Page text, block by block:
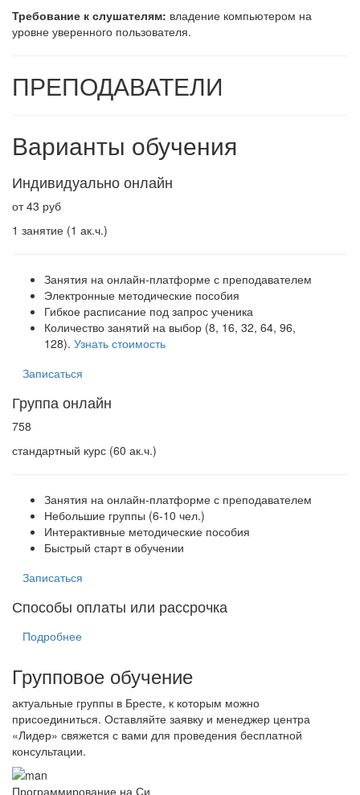
Требование к слушателям: владение компьютером на
уровне уверенного пользователя.
ПРЕПОДАВАТЕЛИ
Варианты обучения
Индивидуально онлайн
от 43 руб
1 занятие (1 ак.ч.)
Занятия на онлайн-платформе с преподавателем
Электронные методические пособия
Гибкое расписание под запрос ученика
Количество занятий на выбор (8, 16, 32, 64, 96,
128). Узнать стоимость
Записаться
Группа онлайн
758
стандартный курс (60 ак.ч.)
Занятия на онлайн-платформе с преподавателем
Небольшие группы (6-10 чел.)
Интерактивные методические пособия
Быстрый старт в обучении
Записаться
Способы оплаты или рассрочка
Подробнее
Групповое обучение
актуальные группы в Бресте, к которым можно
присоединиться. Оставляйте заявку и менеджер центра
«Лидер» свяжется с вами для проведения бесплатной
консультации.
Программирование на Си